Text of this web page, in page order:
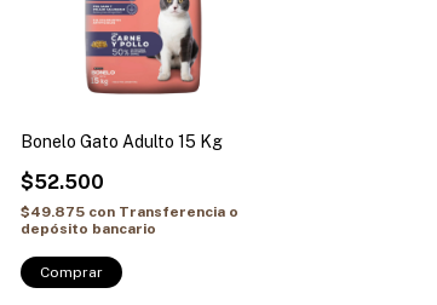
Bonelo Gato Adulto 15 Kg
$52.500
$49.875 con Transferencia o
depósito bancario